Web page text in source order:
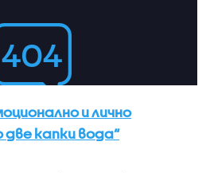
и лично
две капки вода“